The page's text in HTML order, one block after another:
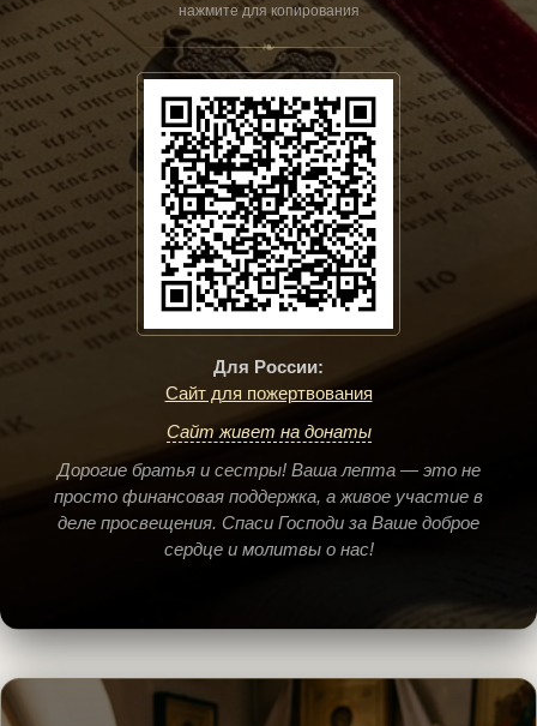
нажмите для копирования
❧
Для России:
Сайт для пожертвования
Сайт живет на донаты
Дорогие братья и сестры! Ваша лепта — это не
просто финансовая поддержка, а живое участие в
деле просвещения. Спаси Господи за Ваше доброе
сердце и молитвы о нас!